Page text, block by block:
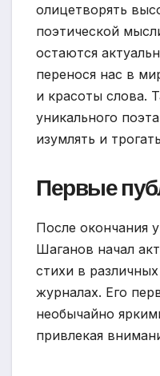
олицетворять
поэтической
остаются
перенося нас в
и красоты слова.
уникального
изумлять и
Первые
После окончания
Шаганов начал
стихи в
журналах. Его
необычайно
привлекая